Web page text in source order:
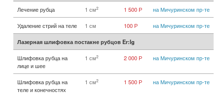
Лечение рубца 1 см2 1 500 Р на Мичуринском пр-те
Удаление стрий на теле 1 см 100 Р на Мичуринском пр-те
Лазерная шлифовка постакне рубцов Er:Ig
Шлифовка рубца на
лице и шее
1 см2 2 000 Р на Мичуринском пр-те
Шлифовка рубца на
теле и конечностях
1 см2 1 500 Р на Мичуринском пр-те